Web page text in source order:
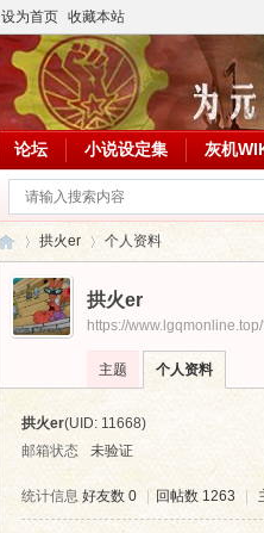
设为首页 收藏本站
论坛 小说设定集 灰机
›
拱火er 个人资料
拱火er
https://
主题 个人资料
拱火er(UID: 11668)
邮箱状态
未验证
统计信息 好友数 0 回帖数 1263